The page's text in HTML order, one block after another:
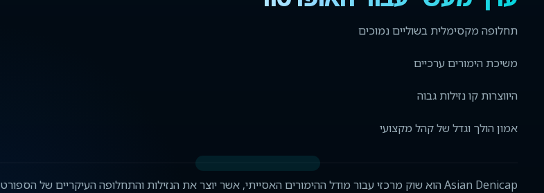
תחלופה מקסימלית בשוליים נמוכים
משיכת הימורים ערכיים
היווצרות קו נזילות גבוה
אמון הולך וגדל של קהל מקצועי
Asian Denicap הוא שוק מרכזי עבור מודל ההימורים האסייתי, אשר יוצר את הנזילות והתחלופה העיקריים של הספורט